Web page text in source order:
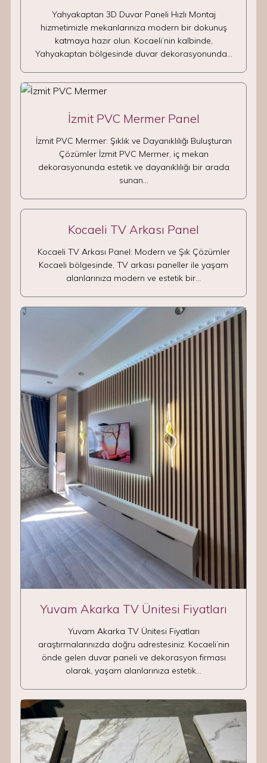
Yahyakaptan 3D Duvar Paneli Hızlı Montaj
hizmetimizle mekanlarınıza modern bir dokunuş
katmaya hazır olun. Kocaeli’nin kalbinde,
Yahyakaptan bölgesinde duvar dekorasyonunda…
İzmit PVC Mermer Panel
İzmit PVC Mermer: Şıklık ve Dayanıklılığı Buluşturan
Çözümler İzmit PVC Mermer, iç mekan
dekorasyonunda estetik ve dayanıklılığı bir arada
sunan…
Kocaeli TV Arkası Panel
Kocaeli TV Arkası Panel: Modern ve Şık Çözümler
Kocaeli bölgesinde, TV arkası paneller ile yaşam
alanlarınıza modern ve estetik bir…
Yuvam Akarka TV Ünitesi Fiyatları
Yuvam Akarka TV Ünitesi Fiyatları
araştırmalarınızda doğru adrestesiniz. Kocaeli’nin
önde gelen duvar paneli ve dekorasyon firması
olarak, yaşam alanlarınıza estetik…